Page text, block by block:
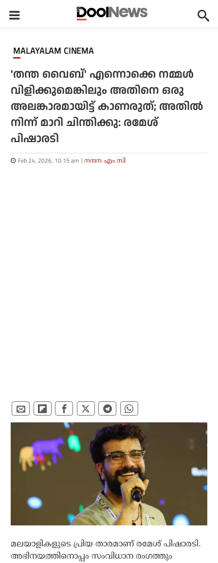
MALAYALAM CINEMA
'തന്ത വൈബ്' എന്നൊക്കെ നമ്മൾ
വിളിക്കുമെങ്കിലും അതിനെ ഒരു
അലങ്കാരമായിട്ട് കാണരുത്; അതിൽ
നിന്ന് മാറി ചിന്തിക്കു: രമേശ്
പിഷാരടി
Feb 24, 2026, 10:15 am നന്ദന എം.സി
മലയാളികളുടെ പ്രിയ താരമാണ് രമേശ് പിഷാരടി.
അഭിനയത്തിനൊപ്പം സംവിധാന രംഗത്തും